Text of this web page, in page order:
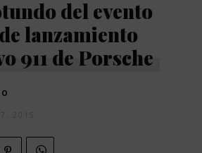
del evento
lanzamiento
911 de Porsche
2015